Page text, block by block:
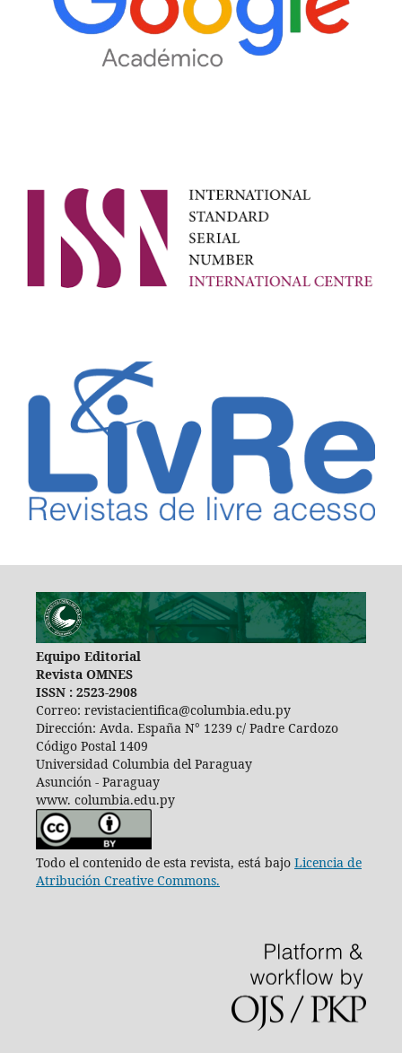
Equipo Editorial
Revista OMNES
ISSN : 2523-2908
Correo: revistacientifica@columbia.edu.py
Dirección: Avda. España N° 1239 c/ Padre Cardozo
Código Postal 1409
Universidad Columbia del Paraguay
Asunción - Paraguay
www. columbia.edu.py
Todo el contenido de esta revista, está bajo Licencia de
Atribución Creative Commons.